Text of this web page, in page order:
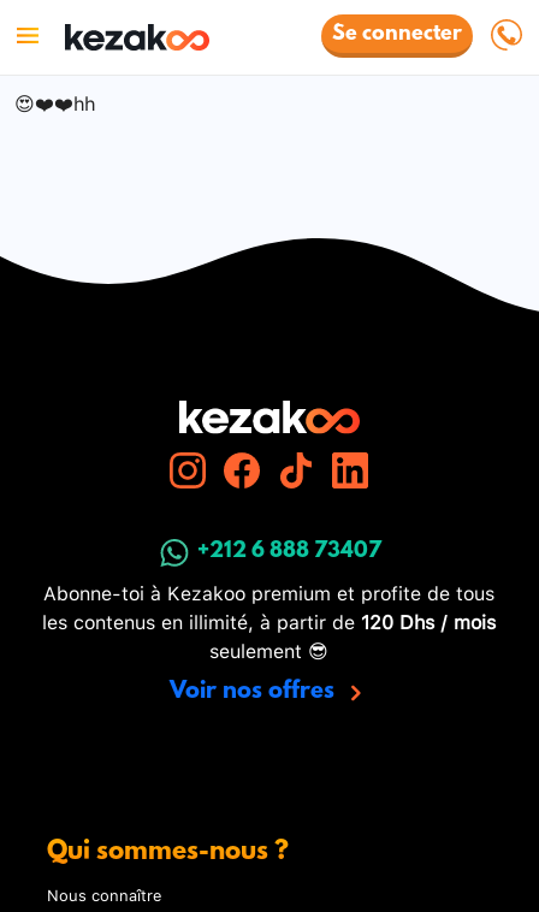
Se connecter
😍❤️❤️hh
+212 6 888 73407
Abonne-toi à Kezakoo premium et profite de tous
les contenus en illimité, à partir de 120 Dhs / mois
seulement 😎
Voir nos offres
Qui sommes-nous ?
Nous connaître